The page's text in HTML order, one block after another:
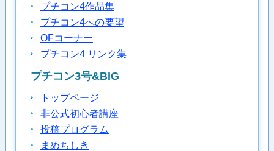
プチコン4作品集
プチコン4への要望
OFコーナー
プチコン4 リンク集
プチコン3号&BIG
トップページ
非公式初心者講座
投稿プログラム
まめちしき